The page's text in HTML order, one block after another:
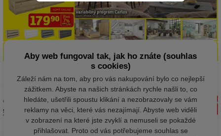
Aby web fungoval tak, jak ho znáte (souhlas
s cookies)
Záleží nám na tom, aby pro vás nakupování bylo co nejlepší
zážitkem. Abyste na našich stránkách rychle našli to, co
hledáte, ušetřili spoustu klikání a nezobrazovaly se vám
reklamy na věci, které vás nezajímají. Abyste web viděli
v zobrazení na které jste zvyklí a nemuseli se pokaždé
přihlašovat. Proto od vás potřebujeme souhlas se